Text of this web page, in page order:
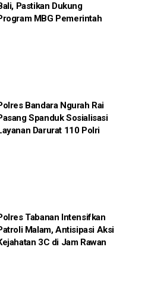
Pastikan Dukung
MBG Pemerintah
Bandara Ngurah Rai
Spanduk Sosialisasi
Darurat 110 Polri
Tabanan Intensifkan
Malam, Antisipasi Aksi
3C di Jam Rawan